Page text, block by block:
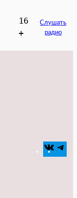
16
+
Слушать
радио
VK